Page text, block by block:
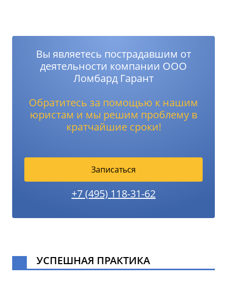
Вы являетесь пострадавшим от
деятельности компании ООО
Ломбард Гарант
Обратитесь за помощью к нашим
юристам и мы решим проблему в
кратчайшие сроки!
Записаться
+7 (495) 118-31-62
УСПЕШНАЯ ПРАКТИКА